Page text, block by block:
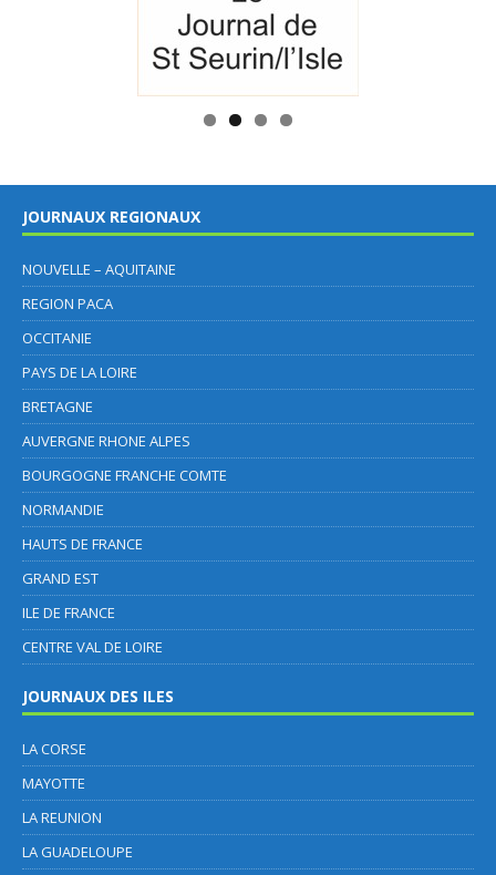
JOURNAUX REGIONAUX
NOUVELLE – AQUITAINE
REGION PACA
OCCITANIE
PAYS DE LA LOIRE
BRETAGNE
AUVERGNE RHONE ALPES
BOURGOGNE FRANCHE COMTE
NORMANDIE
HAUTS DE FRANCE
GRAND EST
ILE DE FRANCE
CENTRE VAL DE LOIRE
JOURNAUX DES ILES
LA CORSE
MAYOTTE
LA REUNION
LA GUADELOUPE